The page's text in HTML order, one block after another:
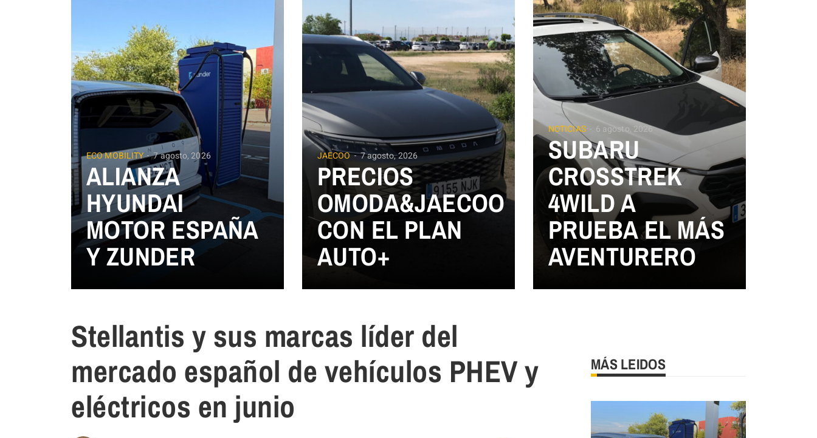
ECO MOBILITY 7 agosto, 2026
ALIANZA
HYUNDAI
MOTOR ESPAÑA
Y ZUNDER
JAECOO 7 agosto, 2026
PRECIOS
OMODA&JAECOO
CON EL PLAN
AUTO+
NOTICIAS 6 agosto, 2026
SUBARU
CROSSTREK
4WILD A
PRUEBA EL MÁS
AVENTURERO
Stellantis y sus marcas líder del
mercado español de vehículos PHEV y
eléctricos en junio
MÁS LEIDOS